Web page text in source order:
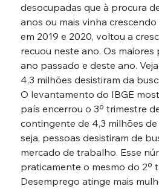
desocupadas que à procura
anos ou mais vinha crescendo
em 2019 e 2020, voltou a
recuou neste ano. Os
ano passado e deste ano.
4,3 milhões desistiram da
O levantamento do IBGE
país encerrou o 3º trimestre
contingente de 4,3 milhões
seja, pessoas desistiram de
mercado de trabalho. Esse
praticamente o mesmo do 2º
Desemprego atinge mais